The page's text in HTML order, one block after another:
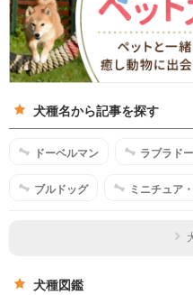
犬種名から記事を探す
ドーベルマン ラブラド
ブルドッグ ミニチュア
犬種図鑑